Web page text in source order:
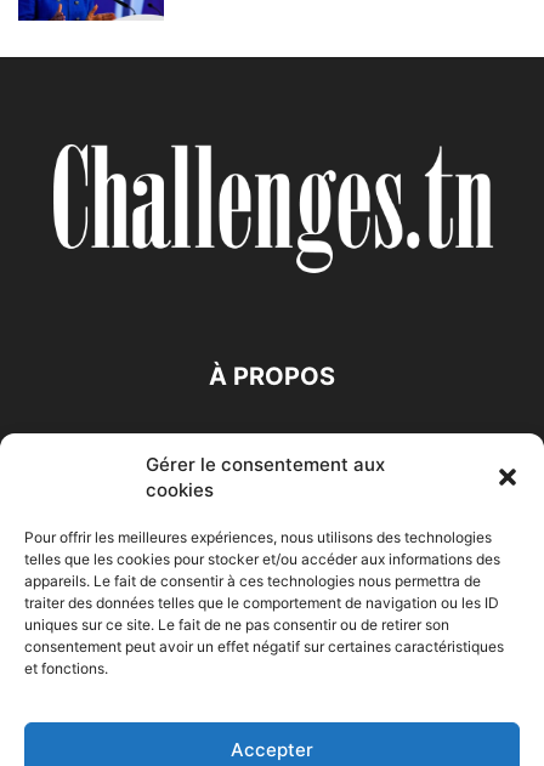
Gérer le consentement aux
cookies
Pour offrir les meilleures expériences, nous utilisons des technologies
telles que les cookies pour stocker et/ou accéder aux informations des
appareils. Le fait de consentir à ces technologies nous permettra de
traiter des données telles que le comportement de navigation ou les ID
uniques sur ce site. Le fait de ne pas consentir ou de retirer son
consentement peut avoir un effet négatif sur certaines caractéristiques
et fonctions.
Accepter
À PROPOS
Accueil Economie Entreprises Entrepreneur
Maghreb